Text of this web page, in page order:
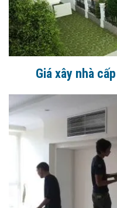
Giá xây nhà